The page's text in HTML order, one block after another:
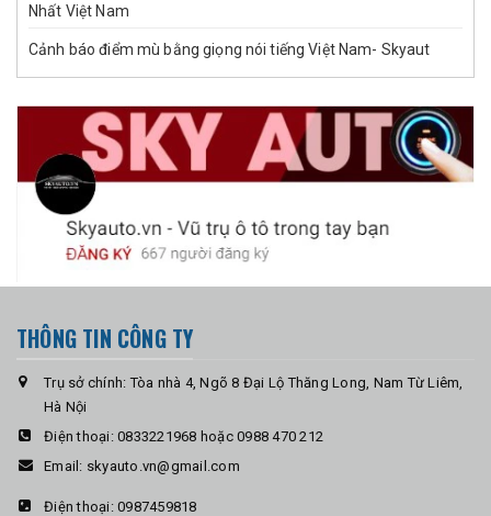
Nhất Việt Nam
Cảnh báo điểm mù bằng giọng nói tiếng Việt Nam- Skyaut
THÔNG TIN CÔNG TY
Trụ sở chính: Tòa nhà 4, Ngõ 8 Đại Lộ Thăng Long, Nam Từ Liêm,
Hà Nội
Điện thoại: 0833221968 hoặc 0988 470 212
Email: skyauto.vn@gmail.com
Điện thoại: 0987459818